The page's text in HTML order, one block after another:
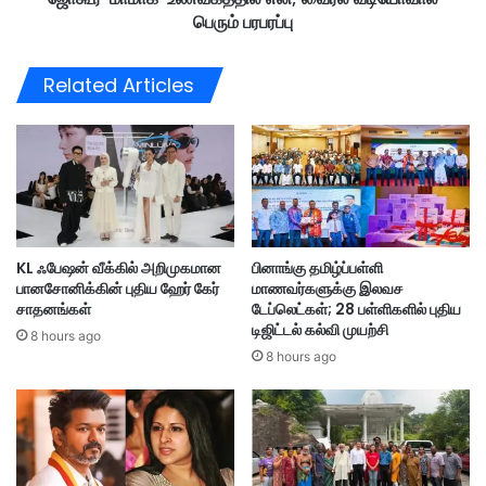
வ
ம்
;
ம்
ண்
ணி
ன்
ப
ர
பு
ப
தி
தி
வை
ல்
வீ
டி
யோ
வா
ரு
ம்
ப
பெரும் பரபரப்பு
Related Articles
KL ஃபேஷன் வீக்கில் அறிமுகமான
பானசோனிக்கின் புதிய ஹேர் கேர்
சாதனங்கள்
8 hours ago
பினாங்கு தமிழ்ப்பள்ளி
மாணவர்களுக்கு இலவச
டேப்லெட்கள்; 28 பள்ளிகளில் புதிய
டிஜிட்டல் கல்வி முயற்சி
8 hours ago